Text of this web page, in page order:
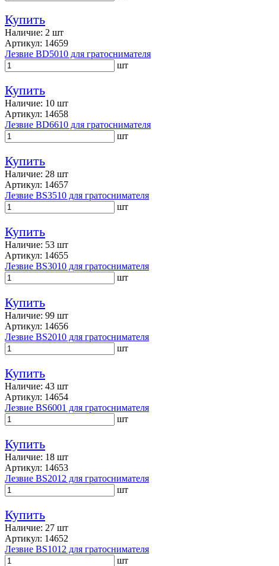
Купить
Наличие: 2 шт
Артикул: 14659
Лезвие BD5010 для гратоснимателя
шт
Купить
Наличие: 10 шт
Артикул: 14658
Лезвие BD6610 для гратоснимателя
шт
Купить
Наличие: 28 шт
Артикул: 14657
Лезвие BS3510 для гратоснимателя
шт
Купить
Наличие: 53 шт
Артикул: 14655
Лезвие BS3010 для гратоснимателя
шт
Купить
Наличие: 99 шт
Артикул: 14656
Лезвие BS2010 для гратоснимателя
шт
Купить
Наличие: 43 шт
Артикул: 14654
Лезвие BS6001 для гратоснимателя
шт
Купить
Наличие: 18 шт
Артикул: 14653
Лезвие BS2012 для гратоснимателя
шт
Купить
Наличие: 27 шт
Артикул: 14652
Лезвие BS1012 для гратоснимателя
шт